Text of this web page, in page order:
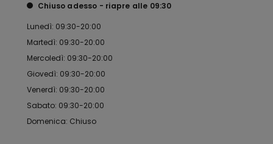
Chiuso adesso riapre alle 09:30
Lunedì: 09:30-20:00
Martedì: 09:30-20:00
Mercoledì: 09:30-20:00
Giovedì: 09:30-20:00
Venerdì: 09:30-20:00
Sabato: 09:30-20:00
Domenica: Chiuso